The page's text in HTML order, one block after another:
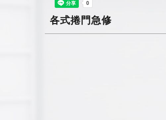
各式捲門急修